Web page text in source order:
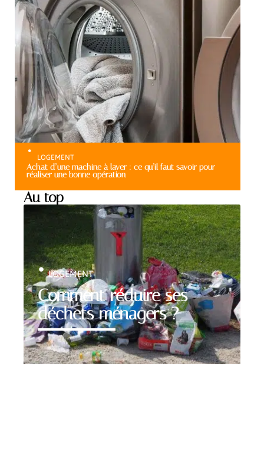
LOGEMENT
Achat d’une machine à laver : ce qu’il faut savoir pour
réaliser une bonne opération
Au top
Comment réduire ses
déchets ménagers ?
LOGEMENT